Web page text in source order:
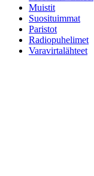
Muistit
Suosituimmat
Paristot
Radiopuhelimet
Varavirtalähteet